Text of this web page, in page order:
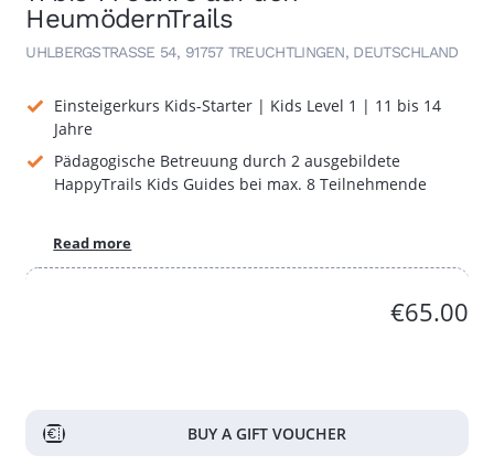
HeumödernTrails
UHLBERGSTRASSE 54, 91757 TREUCHTLINGEN, DEUTSCHLAND
Einsteigerkurs Kids-Starter | Kids Level 1 | 11 bis 14
Jahre
Pädagogische Betreuung durch 2 ausgebildete
HappyTrails Kids Guides bei max. 8 Teilnehmende
Read more
€65.00
BUY A GIFT VOUCHER